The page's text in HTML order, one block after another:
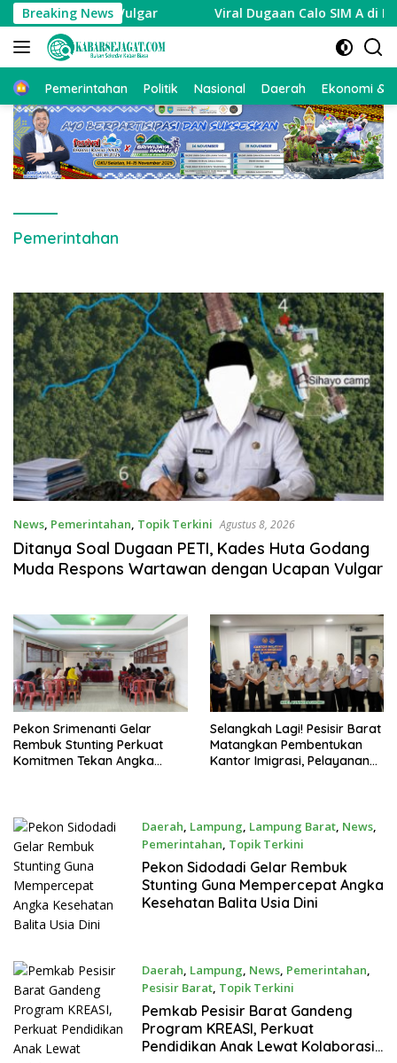
Langsung
ke
konten
Breaking News
Ucapan Vulgar Viral Dugaan Calo SIM A di
Beranda
Pemerintahan Politik Nasional Daerah Ekonomi &
Pemerintahan
News, Pemerintahan, Topik Terkini Agustus 8, 2026
Ditanya Soal Dugaan PETI, Kades Huta Godang
Muda Respons Wartawan dengan Ucapan Vulgar
Pekon Srimenanti Gelar
Rembuk Stunting Perkuat
Komitmen Tekan Angka
Selangkah Lagi! Pesisir Barat
Matangkan Pembentukan
Kantor Imigrasi, Pelayanan
Daerah, Lampung, Lampung Barat, News,
Pemerintahan, Topik Terkini
Juli 29, 2026
Pekon Sidodadi Gelar Rembuk
Stunting Guna Mempercepat Angka
Kesehatan Balita Usia Dini
Daerah, Lampung, News, Pemerintahan,
Pesisir Barat, Topik Terkini
Juli 29, 2026
Pemkab Pesisir Barat Gandeng
Program KREASI, Perkuat
Pendidikan Anak Lewat Kolaborasi